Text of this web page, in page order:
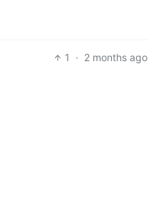
1 · 2 months ago